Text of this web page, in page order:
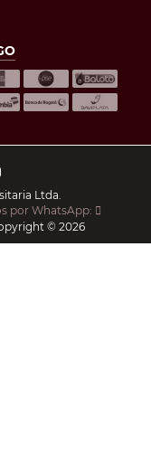
Ltda.
por WhatsApp:
© 2026